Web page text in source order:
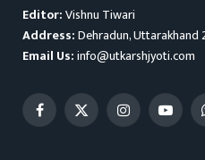
Editor:Vishnu Tiwari
Address:Dehradun, Uttarakhand
Email Us:info@utkarshjyoti.com
Facebook
X
Instagram